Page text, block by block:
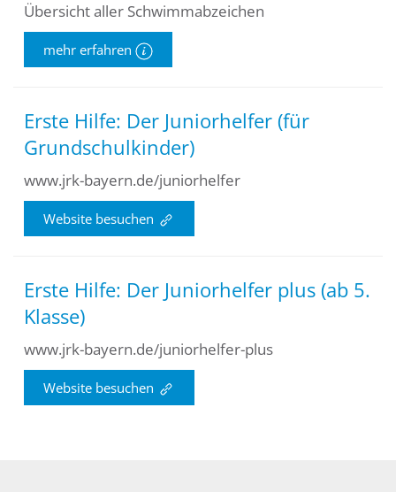
Übersicht aller Schwimmabzeichen
mehr erfahren
Erste Hilfe: Der Juniorhelfer (für
Grundschulkinder)
www.jrk-bayern.de/juniorhelfer
Website besuchen
Erste Hilfe: Der Juniorhelfer plus (ab 5.
Klasse)
www.jrk-bayern.de/juniorhelfer-plus
Website besuchen